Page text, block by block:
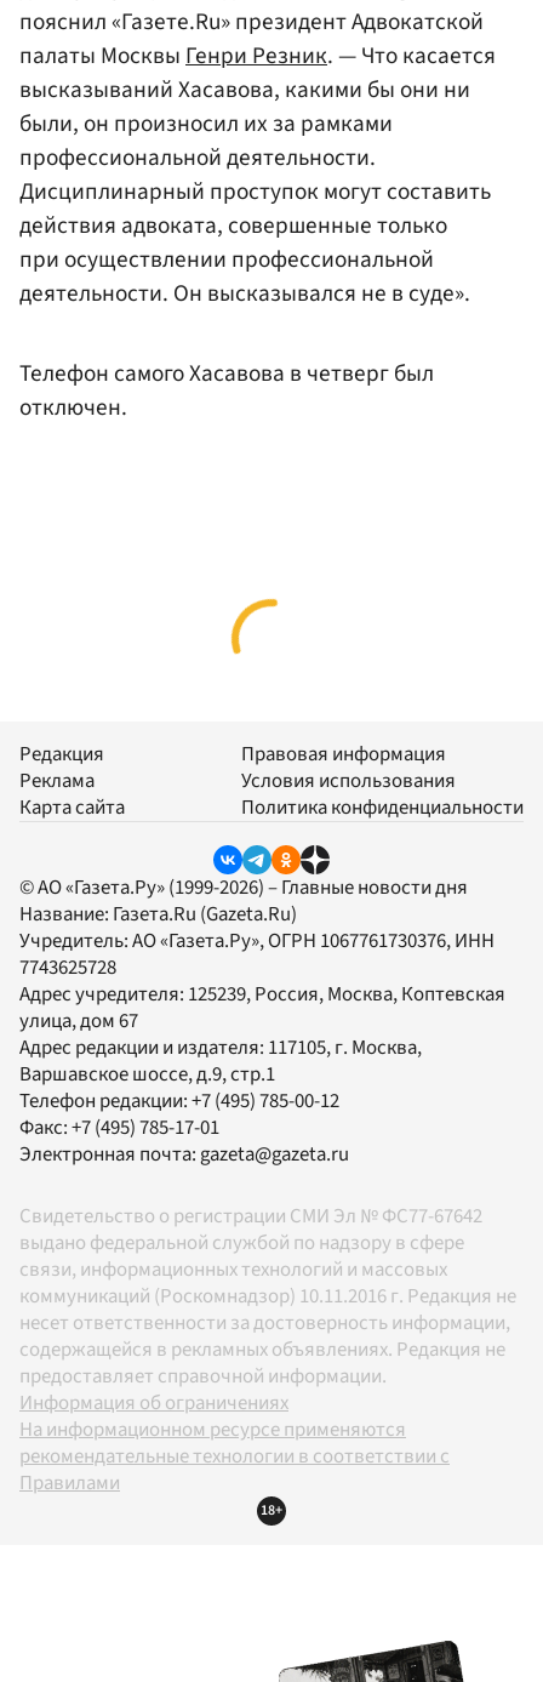
пояснил «Газете.Ru» президент Адвокатской
палаты Москвы Генри Резник. — Что касается
высказываний Хасавова, какими бы они ни
были, он произносил их за рамками
профессиональной деятельности.
Дисциплинарный проступок могут составить
действия адвоката, совершенные только
при осуществлении профессиональной
деятельности. Он высказывался не в суде».
Телефон самого Хасавова в четверг был
отключен.
Редакция
Реклама
Карта сайта
Правовая информация
Условия использования
Политика конфиденциальности
© АО «Газета.Ру» (1999-2026) – Главные новости дня
Название: Газета.Ru (Gazeta.Ru)
Учредитель:АО «Газета.Ру», ОГРН 1067761730376, ИНН
7743625728
Адрес учредителя: 125239, Россия, Москва, Коптевская
улица, дом 67
Адрес редакции и издателя: 117105, г. Москва,
Варшавское шоссе, д.9, стр.1
Телефон редакции:+7 (495) 785-00-12
Факс:+7 (495) 785-17-01
Электронная почта:gazeta@gazeta.ru
Свидетельство о регистрации СМИ Эл № ФС77-67642
выдано федеральной службой по надзору в сфере
связи, информационных технологий и массовых
коммуникаций (Роскомнадзор) 10.11.2016 г. Редакция не
несет ответственности за достоверность информации,
содержащейся в рекламных объявлениях. Редакция не
предоставляет справочной информации.
Информация об ограничениях
На информационном ресурсе применяются
рекомендательные технологии в соответствии с
Правилами
18+